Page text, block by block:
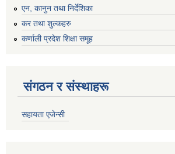
एन, कानुन तथा निर्देशिका
कर तथा शुल्कहरु
कर्णाली प्रदेश शिक्षा समूह
संगठन र संस्थाहरू
सहायता एजेन्सी